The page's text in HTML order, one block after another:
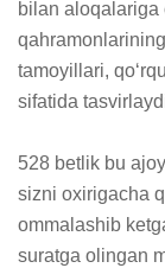
bilan aloqalariga
tamoyillari,
sifatida
528 betlik bu
sizni oxirigacha
ommalashib
suratga olingan